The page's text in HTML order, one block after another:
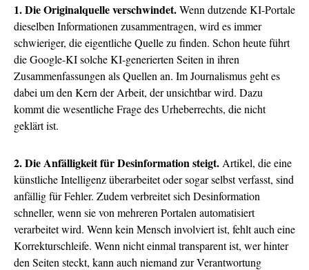
1. Die Originalquelle verschwindet.Wenn dutzende KI-Portale
dieselben Informationen zusammentragen, wird es immer
schwieriger, die eigentliche Quelle zu finden. Schon heute führt
die Google-KI solche KI-generierten Seiten in ihren
Zusammenfassungen als Quellen an. Im Journalismus geht es
dabei um den Kern der Arbeit, der unsichtbar wird. Dazu
kommt die wesentliche Frage des Urheberrechts, die nicht
geklärt ist.
2. Die Anfälligkeit für Desinformation steigt. Artikel, die eine
künstliche Intelligenz überarbeitet oder sogar selbst verfasst, sind
anfällig für Fehler. Zudem verbreitet sich Desinformation
schneller, wenn sie von mehreren Portalen automatisiert
verarbeitet wird. Wenn kein Mensch involviert ist, fehlt auch eine
Korrekturschleife. Wenn nicht einmal transparent ist, wer hinter
den Seiten steckt, kann auch niemand zur Verantwortung